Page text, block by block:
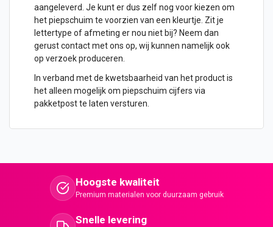
aangeleverd. Je kunt er dus zelf nog voor kiezen om
het piepschuim te voorzien van een kleurtje. Zit je
lettertype of afmeting er nou niet bij? Neem dan
gerust contact met ons op, wij kunnen namelijk ook
op verzoek produceren.
In verband met de kwetsbaarheid van het product is
het alleen mogelijk om piepschuim cijfers via
pakketpost te laten versturen.
Hoogste kwaliteit
Premium materialen voor duurzaam gebruik
Snelle levering